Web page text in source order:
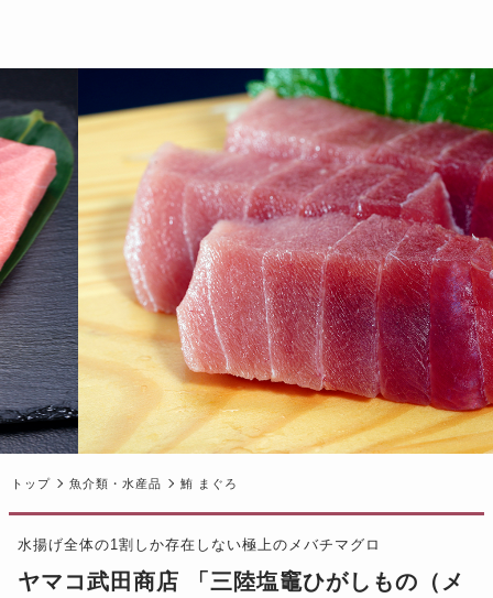
トップ 魚介類・水産品 鮪 まぐろ
水揚げ全体の1割しか存在しない極上のメバチマグロ
ヤマコ武田商店 「三陸塩竈ひがしもの（メ